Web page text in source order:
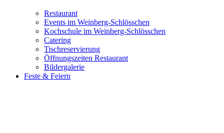
Restaurant
Events im Weinberg-Schlösschen
Kochschule im Weinberg-Schlösschen
Catering
Tischreservierung
Öffnungszeiten Restaurant
Bildergalerie
Feste & Feiern